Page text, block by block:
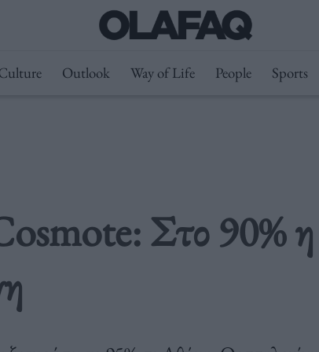
Outlook Way of Life People Sports
Στο 90% η